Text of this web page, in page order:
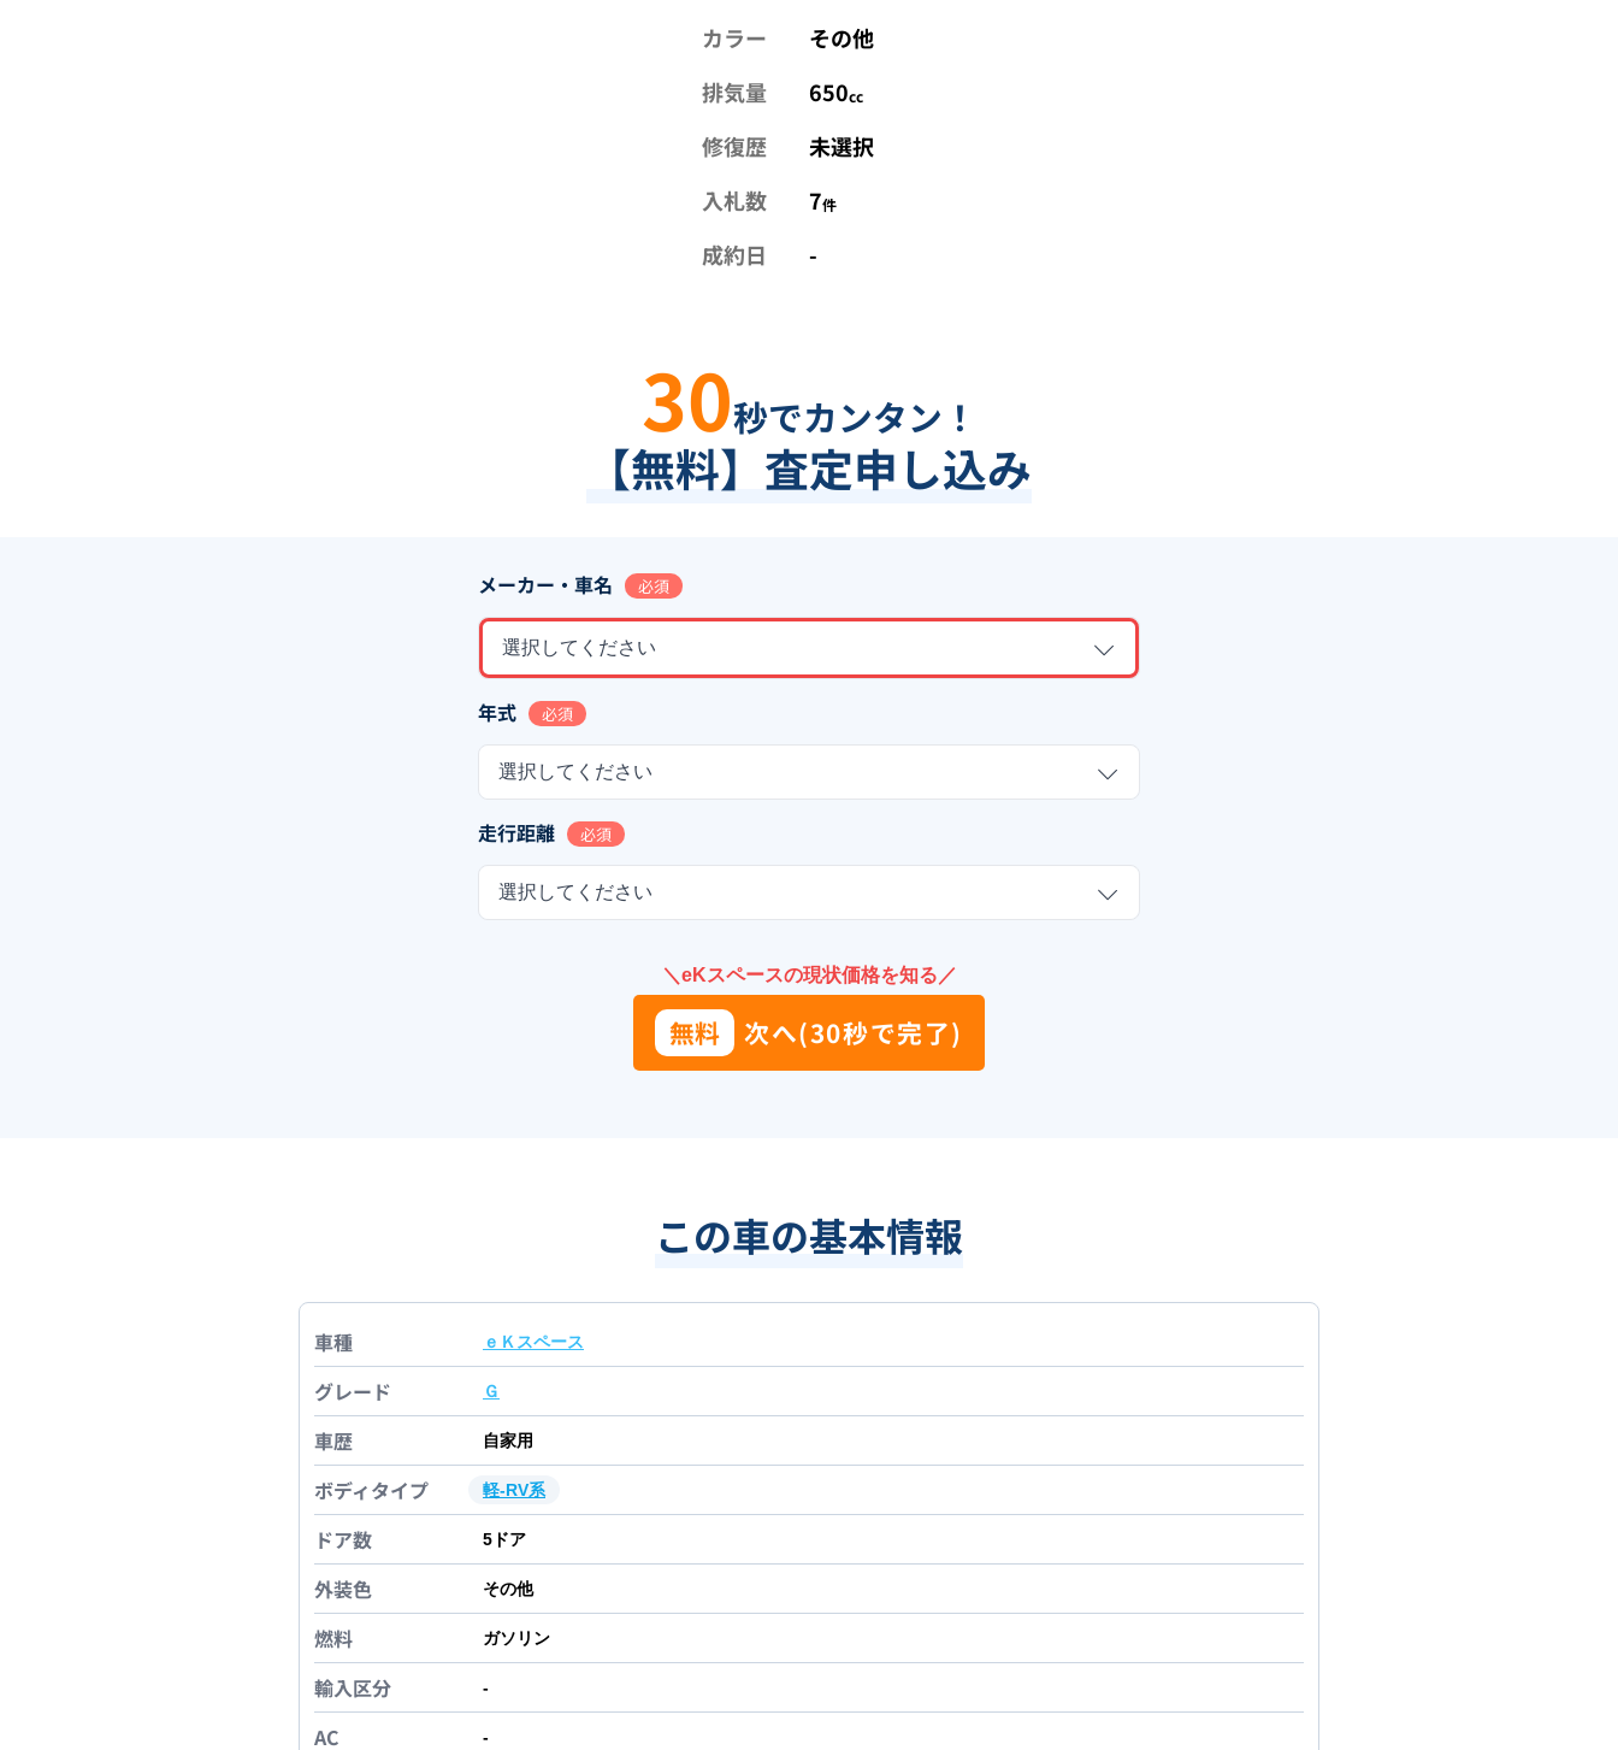
カラー
その他
排気量
650cc
修復歴
未選択
入札数
7件
成約日 -
30秒でカンタン！
【無料】査定申し込み
メーカー・車名 必須
選択してください
年式 必須
選択してください
走行距離 必須
選択してください
＼eKスペースの現状価格を知る／
無料 次へ(30秒で完了)
この車の基本情報
車種 ｅＫスペース
グレード Ｇ
車歴 自家用
ボディタイプ 軽-RV系
ドア数 5 ドア
外装色 その他
燃料 ガソリン
輸入区分 -
AC -